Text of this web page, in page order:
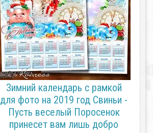
Зимний календарь с рамкой
для фото на 2019 год Свиньи -
Пусть веселый Поросенок
принесет вам лишь добро